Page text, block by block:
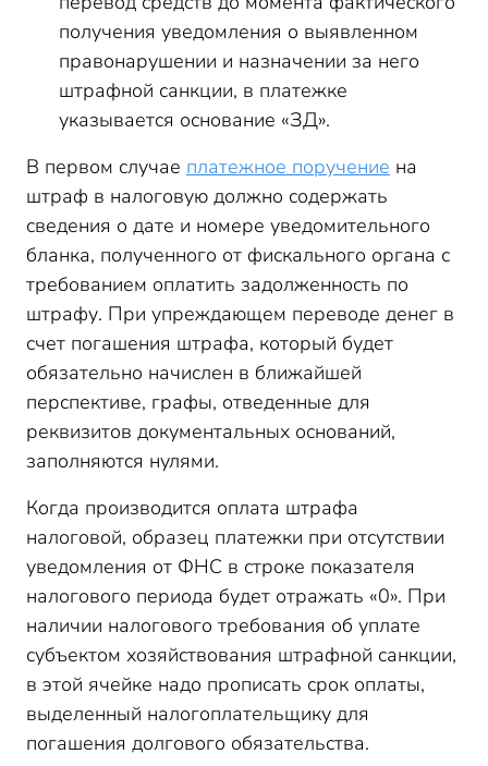
получения уведомления о выявленном
правонарушении и назначении за него
штрафной санкции, в платежке
указывается основание «ЗД».
В первом случае платежное поручение на
штраф в налоговую должно содержать
сведения о дате и номере уведомительного
бланка, полученного от фискального органа с
требованием оплатить задолженность по
штрафу. При упреждающем переводе денег в
счет погашения штрафа, который будет
обязательно начислен в ближайшей
перспективе, графы, отведенные для
реквизитов документальных оснований,
заполняются нулями.
Когда производится оплата штрафа
налоговой, образец платежки при отсутствии
уведомления от ФНС в строке показателя
налогового периода будет отражать «0». При
наличии налогового требования об уплате
субъектом хозяйствования штрафной санкции,
в этой ячейке надо прописать срок оплаты,
выделенный налогоплательщику для
погашения долгового обязательства.